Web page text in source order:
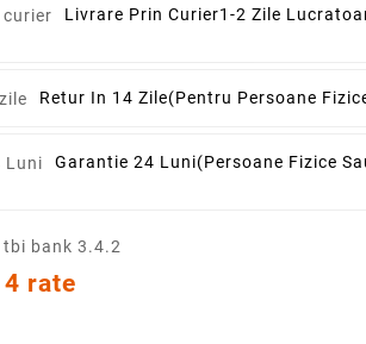
Livrare Prin Curier1-2 Zile
Retur In 14 Zile(pentru Persoane
Garantie 24 Luni(persoane Fizice
rate